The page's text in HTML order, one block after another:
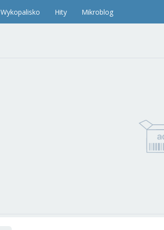
Wykopalisko Hity Mikroblog